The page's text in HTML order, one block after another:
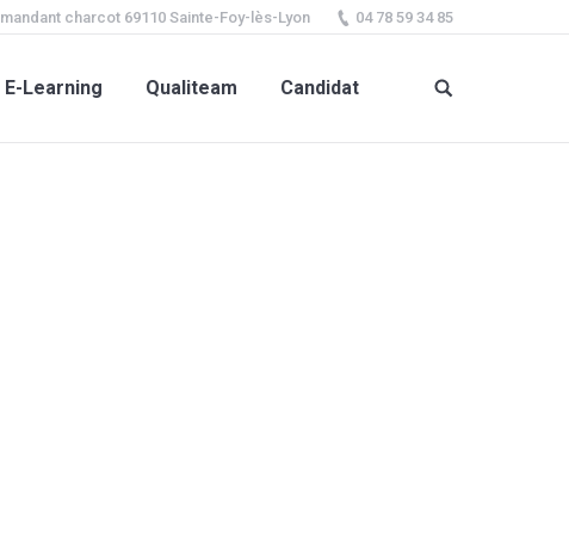
charcot 69110 Sainte-Foy-lès-Lyon 04 78 59 34 85
E-Learning Qualiteam Candidat